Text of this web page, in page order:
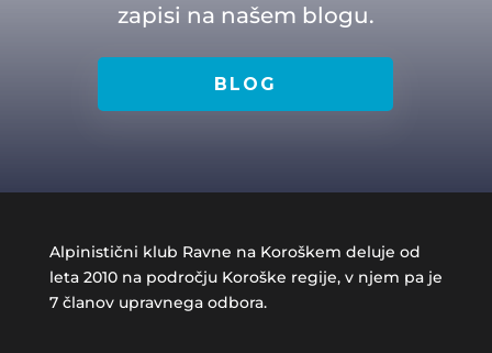
zapisi na našem blogu.
BLOG
Alpinistični klub Ravne na Koroškem deluje od
leta 2010 na področju Koroške regije, v njem pa je
7 članov upravnega odbora.